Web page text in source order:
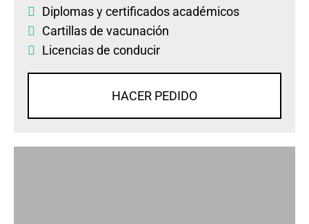
Diplomasycertificados académicos
Cartillas de vacunación
Licencias de conducir
HACER PEDIDO